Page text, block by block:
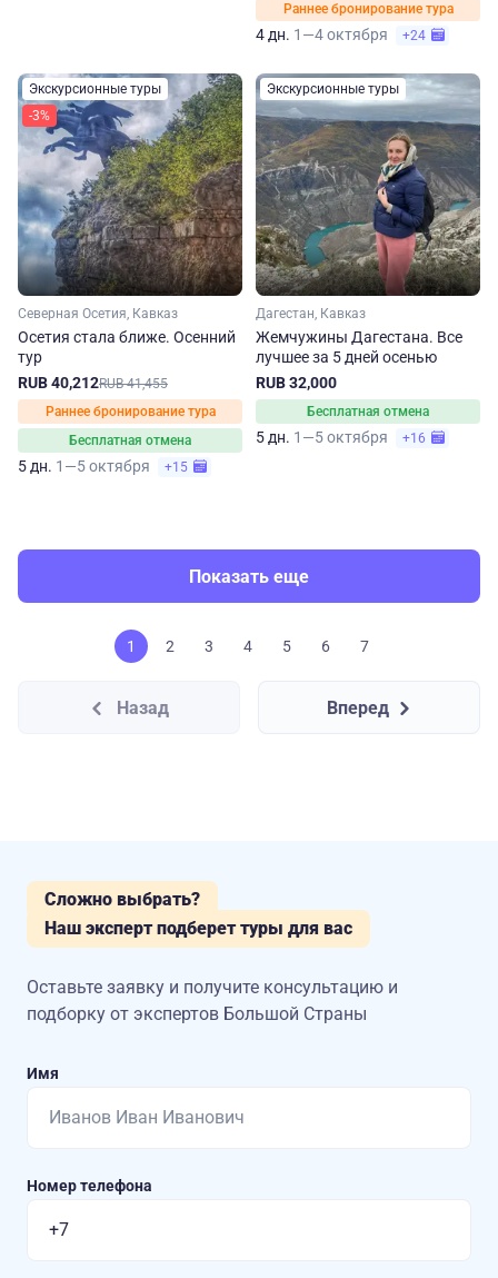
Раннее бронирование тура
4 дн. 1—4 октября +24
Экскурсионные туры
-3%
Северная Осетия, Кавказ
Осетия стала ближе. Осенний
тур
RUB 40,212RUB 41,455
Раннее бронирование тура
Бесплатная отмена
5 дн. 1—5 октября +15
Экскурсионные туры
Дагестан, Кавказ
Жемчужины Дагестана. Все
лучшее за 5 дней осенью
RUB 32,000
Бесплатная отмена
5 дн. 1—5 октября +16
Показать еще
1 2 3 4 5 6 7
Назад Вперед
Сложно выбрать?
Наш эксперт подберет туры для вас
Оставьте заявку и получите консультацию и
подборку от экспертов Большой Страны
Имя
Номер телефона